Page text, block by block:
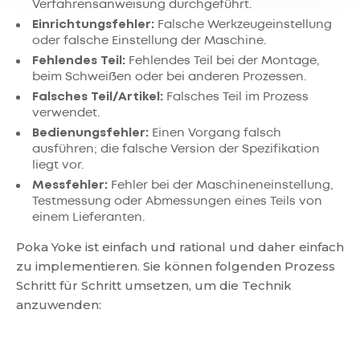
Verfahrensanweisung durchgeführt.
Einrichtungsfehler: Falsche Werkzeugeinstellung
oder falsche Einstellung der Maschine.
Fehlendes Teil: Fehlendes Teil bei der Montage,
beim Schweißen oder bei anderen Prozessen.
Falsches Teil/Artikel: Falsches Teil im Prozess
verwendet.
Bedienungsfehler: Einen Vorgang falsch
ausführen; die falsche Version der Spezifikation
liegt vor.
Messfehler: Fehler bei der Maschineneinstellung,
Testmessung oder Abmessungen eines Teils von
einem Lieferanten.
Poka Yoke ist einfach und rational und daher einfach
zu implementieren. Sie können folgenden Prozess
Schritt für Schritt umsetzen, um die Technik
anzuwenden: